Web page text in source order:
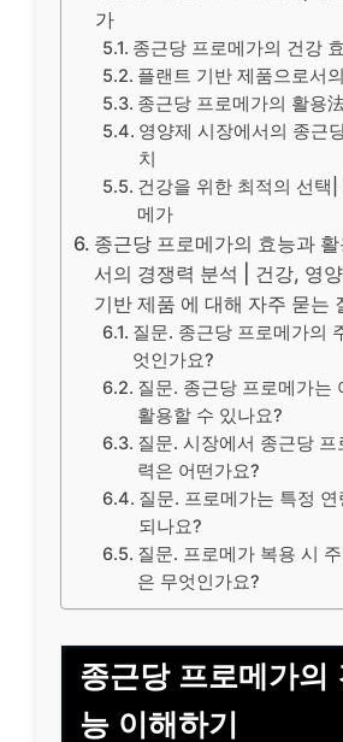
가
종근당 프로메가의 건강
플랜트 기반 제품으로서
종근당 프로메가의 활용
영양제 시장에서의 종근
치
건강을 위한 최적의 선택|
메가
종근당 프로메가의 효능과
서의 경쟁력 분석 | 건강, 영
기반 제품 에 대해 자주 묻는
질문. 종근당 프로메가의
엇인가요?
질문. 종근당 프로메가는
활용할 수 있나요?
질문. 시장에서 종근당 프
력은 어떤가요?
질문. 프로메가는 특정
되나요?
질문. 프로메가 복용 시
은 무엇인가요?
종근당 프로메가의
능 이해하기